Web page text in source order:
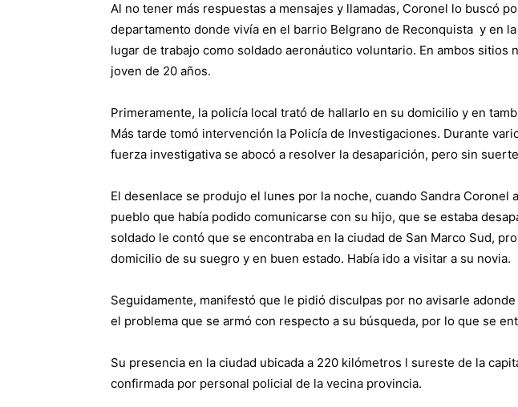
Al no tener más respuestas a mensajes y llamadas, Coronel lo buscó
departamento donde vivía en el barrio Belgrano de Reconquista y en
lugar de trabajo como soldado aeronáutico voluntario. En ambos sitios
joven de 20 años.
Primeramente, la policía local trató de hallarlo en su domicilio y en
Más tarde tomó intervención la Policía de Investigaciones. Durante
fuerza investigativa se abocó a resolver la desaparición, pero sin
El desenlace se produjo el lunes por la noche, cuando Sandra Coronel
pueblo que había podido comunicarse con su hijo, que se estaba
soldado le contó que se encontraba en la ciudad de San Marco Sud,
domicilio de su suegro y en buen estado. Había ido a visitar a su novia.
Seguidamente, manifestó que le pidió disculpas por no avisarle
el problema que se armó con respecto a su búsqueda, por lo que se
Su presencia en la ciudad ubicada a 220 kilómetros l sureste de la
confirmada por personal policial de la vecina provincia.